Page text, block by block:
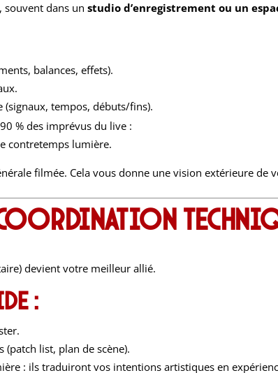
souvent dans unstudio d’enregistrement ou un
balances, effets).
tempos, débuts/fins).
% des imprévus du live :
contretemps lumière.
filmée. Cela vous donne une vision extérieure de
devient votre meilleur allié.
:
list, plan de scène).
: ils traduiront vos intentions artistiques en